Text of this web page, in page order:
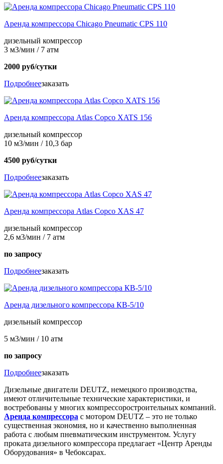
Аренда компрессора Chicago Pneumatic CPS 110
дизельный компрессор
3 м3/мин / 7 атм
2000 руб/сутки
Подробнеезаказать
Аренда компрессора Atlas Copco XATS 156
дизельный компрессор
10 м3/мин / 10,3 бар
4500 руб/сутки
Подробнеезаказать
Аренда компрессора Atlas Copco XAS 47
дизельный компрессор
2,6 м3/мин / 7 атм
по запросу
Подробнеезаказать
Аренда дизельного компрессора КВ-5/10
дизельный компрессор
5 м3/мин / 10 атм
по запросу
Подробнеезаказать
Дизельные двигатели DEUTZ, немецкого производства,
имеют отличительные технические характеристики, и
востребованы у многих компрессоростроительных компаний.
Аренда компрессора с мотором DEUTZ – это не только
существенная экономия, но и качественно выполненная
работа с любым пневматическим инструментом. Услугу
проката дизельного компрессора предлагает «Центр Аренды
Оборудования» в Чебоксарах.